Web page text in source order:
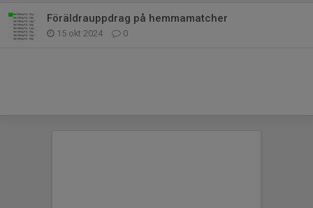
Föräldrauppdrag på hemmamatcher
15 okt 2024 0